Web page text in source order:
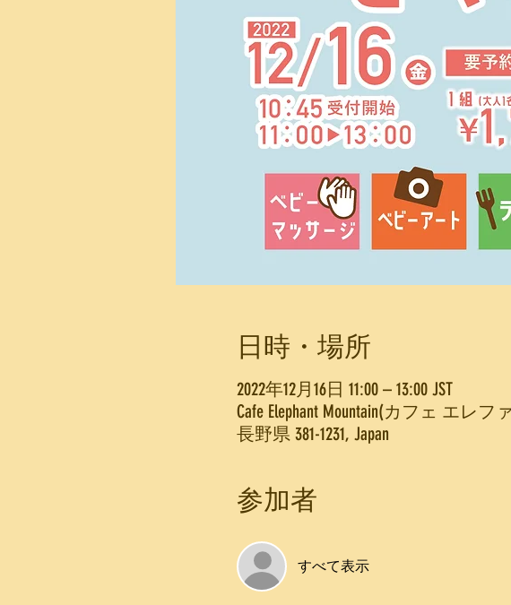
日時・場所
2022年12月16日 11:00 – 13:00 JST
Cafe Elephant Mountain(カフェ エ
長野県 381-1231, Japan
参加者
すべて表示